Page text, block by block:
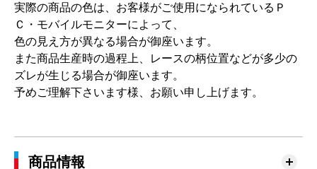
実際の商品の色は、お客様がご使用になられているＰ
Ｃ・モバイルモニターによって、
色の見え方が異なる場合が御座います。
また商品生産時の過程上、レースの柄位置などが多少の
ズレが生じる場合が御座います。
予めご理解下さいます様、お願い申し上げます。
商品情報